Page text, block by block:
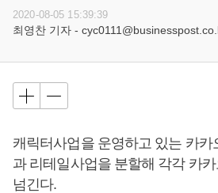
2020-08-05 15:39:39
최영찬 기자 -
캐릭터사업을 운영하고 있는 카카
과 리테일사업을 분할해 각각 카
넘긴다.